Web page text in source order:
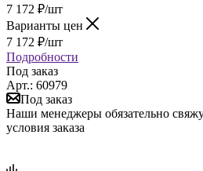
7 172 ₽/шт
Варианты цен
7 172 ₽/шт
Подробности
Под заказ
Арт.: 60979
Под заказ
Наши менеджеры обязательно
условия заказа